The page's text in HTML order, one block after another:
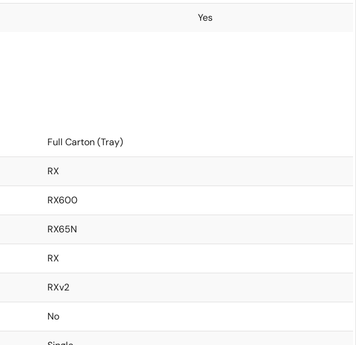
Yes
Full Carton (Tray)
RX
RX600
RX65N
RX
RXv2
No